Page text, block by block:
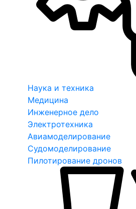
Наука и техника
Медицина
Инженерное дело
Электротехника
Авиамоделирование
Судомоделирование
Пилотирование дронов